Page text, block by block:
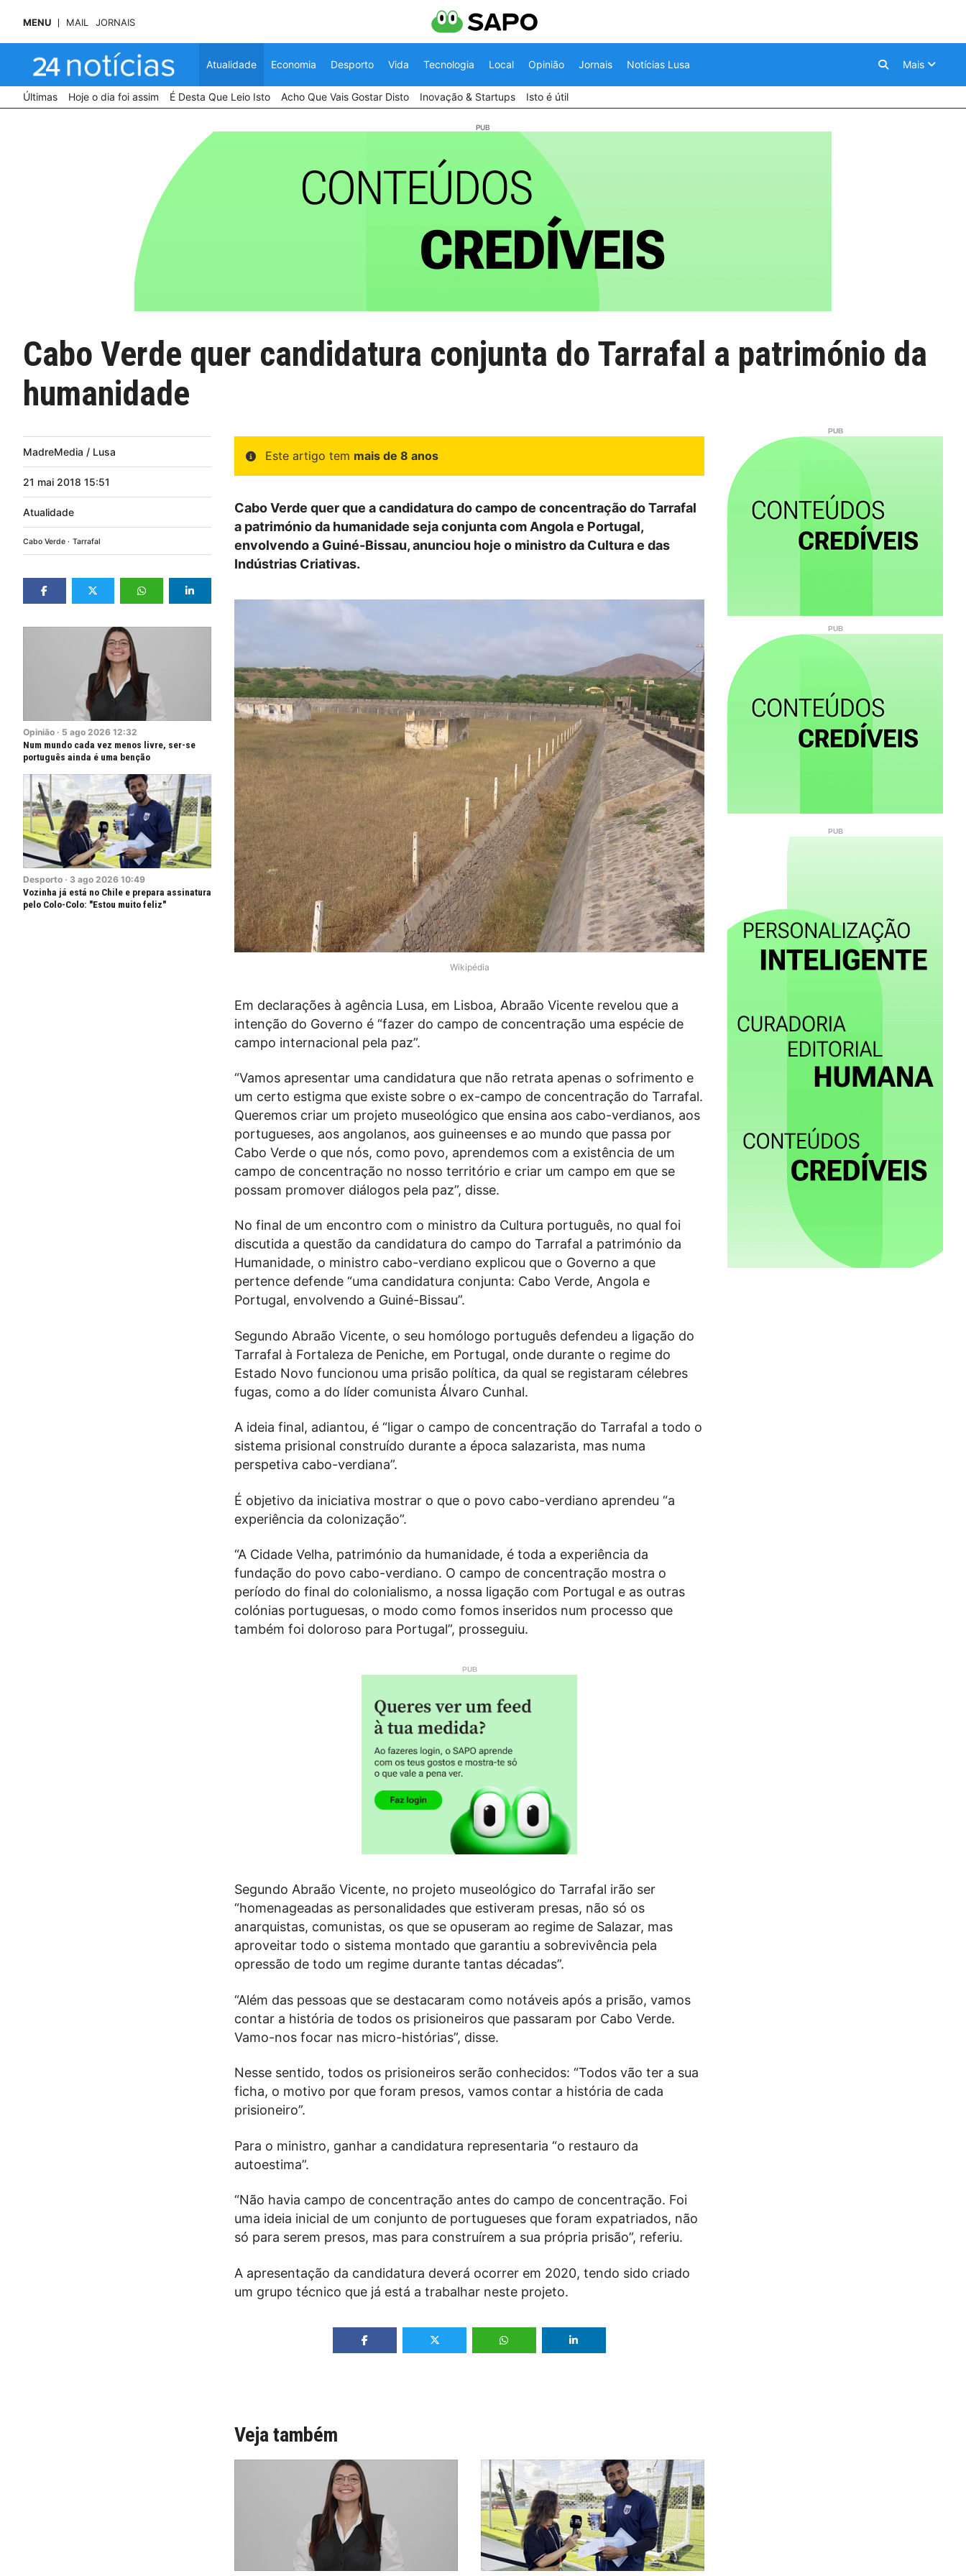
MENU MAIL JORNAIS
Atualidade Economia Desporto Vida Tecnologia Local Opinião Jornais Notícias Lusa Mais
Últimas Hoje o dia foi assim É Desta Que Leio Isto Acho Que Vais Gostar Disto Inovação & Startups Isto é útil
Cabo Verde quer candidatura conjunta do Tarrafal a património da
humanidade
MadreMedia / Lusa
21 mai 2018 15:51
Atualidade
Cabo Verde Tarrafal
Opinião · 5 ago 2026 12:32
Num mundo cada vez menos livre, ser-se
português ainda é uma benção
Desporto · 3 ago 2026 10:49
Vozinha já está no Chile e prepara assinatura
pelo Colo-Colo: "Estou muito feliz"
Este artigo tem mais de 8 anos
Cabo Verde quer que a candidatura do campo de concentração do Tarrafal
a património da humanidade seja conjunta com Angola e Portugal,
envolvendo a Guiné-Bissau, anunciou hoje o ministro da Cultura e das
Indústrias Criativas.
Wikipédia
Em declarações à agência Lusa, em Lisboa, Abraão Vicente revelou que a
intenção do Governo é “fazer do campo de concentração uma espécie de
campo internacional pela paz”.
“Vamos apresentar uma candidatura que não retrata apenas o sofrimento e
um certo estigma que existe sobre o ex-campo de concentração do Tarrafal.
Queremos criar um projeto museológico que ensina aos cabo-verdianos, aos
portugueses, aos angolanos, aos guineenses e ao mundo que passa por
Cabo Verde o que nós, como povo, aprendemos com a existência de um
campo de concentração no nosso território e criar um campo em que se
possam promover diálogos pela paz”, disse.
No final de um encontro com o ministro da Cultura português, no qual foi
discutida a questão da candidatura do campo do Tarrafal a património da
Humanidade, o ministro cabo-verdiano explicou que o Governo a que
pertence defende “uma candidatura conjunta: Cabo Verde, Angola e
Portugal, envolvendo a Guiné-Bissau”.
Segundo Abraão Vicente, o seu homólogo português defendeu a ligação do
Tarrafal à Fortaleza de Peniche, em Portugal, onde durante o regime do
Estado Novo funcionou uma prisão política, da qual se registaram célebres
fugas, como a do líder comunista Álvaro Cunhal.
A ideia final, adiantou, é “ligar o campo de concentração do Tarrafal a todo o
sistema prisional construído durante a época salazarista, mas numa
perspetiva cabo-verdiana”.
É objetivo da iniciativa mostrar o que o povo cabo-verdiano aprendeu “a
experiência da colonização”.
“A Cidade Velha, património da humanidade, é toda a experiência da
fundação do povo cabo-verdiano. O campo de concentração mostra o
período do final do colonialismo, a nossa ligação com Portugal e as outras
colónias portuguesas, o modo como fomos inseridos num processo que
também foi doloroso para Portugal”, prosseguiu.
Segundo Abraão Vicente, no projeto museológico do Tarrafal irão ser
“homenageadas as personalidades que estiveram presas, não só os
anarquistas, comunistas, os que se opuseram ao regime de Salazar, mas
aproveitar todo o sistema montado que garantiu a sobrevivência pela
opressão de todo um regime durante tantas décadas”.
“Além das pessoas que se destacaram como notáveis após a prisão, vamos
contar a história de todos os prisioneiros que passaram por Cabo Verde.
Vamo-nos focar nas micro-histórias”, disse.
Nesse sentido, todos os prisioneiros serão conhecidos: “Todos vão ter a sua
ficha, o motivo por que foram presos, vamos contar a história de cada
prisioneiro”.
Para o ministro, ganhar a candidatura representaria “o restauro da
autoestima”.
“Não havia campo de concentração antes do campo de concentração. Foi
uma ideia inicial de um conjunto de portugueses que foram expatriados, não
só para serem presos, mas para construírem a sua própria prisão”, referiu.
A apresentação da candidatura deverá ocorrer em 2020, tendo sido criado
um grupo técnico que já está a trabalhar neste projeto.
Veja também